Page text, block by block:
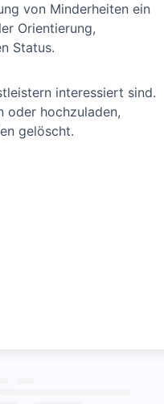
von Minderheiten ein
Orientierung,
Status.
interessiert sind.
oder hochzuladen,
gelöscht.